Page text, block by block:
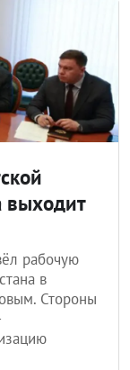
выходит
рабочую
в
Стороны